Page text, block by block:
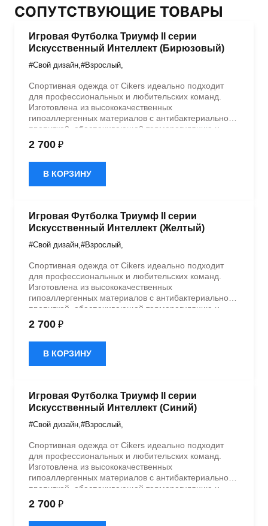
СОПУТСТВУЮЩИЕ ТОВАРЫ
Игровая Футболка Триумф II серии
Искусственный Интеллект (Бирюзовый)
#Свой дизайн #Взрослый
Спортивная одежда от Cikers идеально подходит
для профессиональных и любительских команд.
Изготовлена из высококачественных
гипоаллергенных материалов с антибактериальной
пропиткой, обеспечивающей терморегуляцию и
быстрое влагоотведение. Одежда обладает
эластичностью в 5 направлениях и стильным
дизайном.
2 700 ₽
В КОРЗИНУ
Игровая Футболка Триумф II серии
Искусственный Интеллект (Желтый)
#Свой дизайн #Взрослый
Спортивная одежда от Cikers идеально подходит
для профессиональных и любительских команд.
Изготовлена из высококачественных
гипоаллергенных материалов с антибактериальной
пропиткой, обеспечивающей терморегуляцию и
быстрое влагоотведение. Одежда обладает
эластичностью в 5 направлениях и стильным
дизайном.
2 700 ₽
В КОРЗИНУ
Игровая Футболка Триумф II серии
Искусственный Интеллект (Синий)
#Свой дизайн #Взрослый
Спортивная одежда от Cikers идеально подходит
для профессиональных и любительских команд.
Изготовлена из высококачественных
гипоаллергенных материалов с антибактериальной
пропиткой, обеспечивающей терморегуляцию и
быстрое влагоотведение. Одежда обладает
эластичностью в 5 направлениях и стильным
дизайном.
2 700 ₽